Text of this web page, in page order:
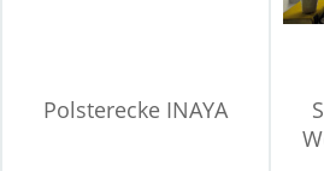
Polsterecke INAYA